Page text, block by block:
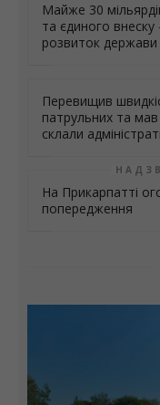
Майже 30
та єдиного
розвиток держави
Перевищив
патрульних та
склали
На Прикарпатті
попередження